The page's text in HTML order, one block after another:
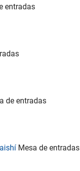
entradas
de entradas
Mesa de entradas